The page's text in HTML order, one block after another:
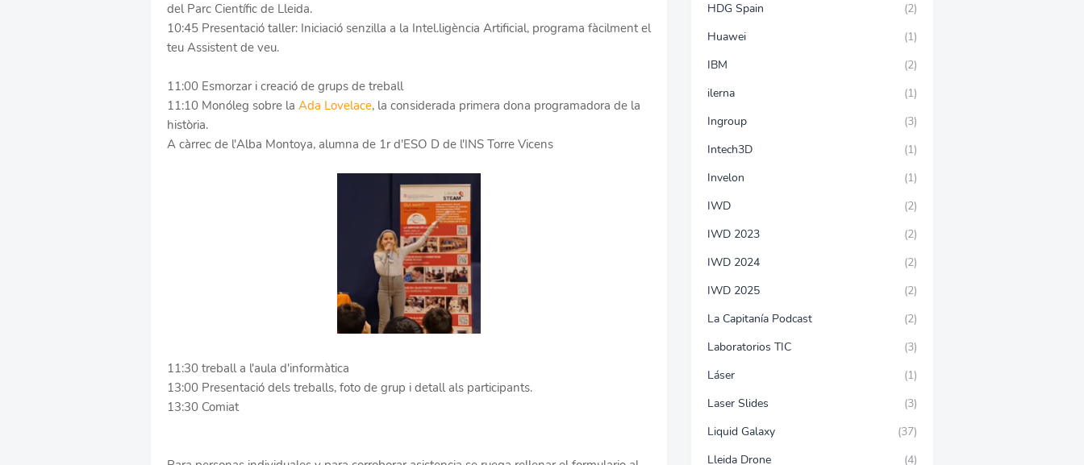
del Parc Científic de Lleida.
10:45 Presentació taller: Iniciació senzilla a la Intel.ligència Artificial, programa fàcilment el
teu Assistent de veu.
11:00 Esmorzar i creació de grups de treball
11:10 Monóleg sobre la Ada Lovelace, la considerada primera dona programadora de la
història.
A càrrec de l'Alba Montoya, alumna de 1r d'ESO D de l'INS Torre Vicens
11:30 treball a l'aula d'informàtica
13:00 Presentació dels treballs, foto de grup i detall als participants.
13:30 Comiat
HDG Spain
(2)
Huawei
(1)
IBM
(2)
ilerna
(1)
Ingroup
(3)
Intech3D
(1)
Invelon
(1)
IWD
(2)
IWD 2023
(2)
IWD 2024
(2)
IWD 2025
(2)
La Capitanía Podcast
(2)
Laboratorios TIC
(3)
Láser
(1)
Laser Slides
(3)
Liquid Galaxy
(37)
Lleida Drone
(4)